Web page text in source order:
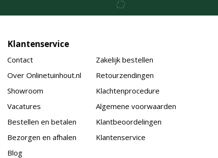
Klantenservice
Contact
Over Onlinetuinhout.nl
Showroom
Vacatures
Bestellen en betalen
Bezorgen en afhalen
Blog
Zakelijk bestellen
Retourzendingen
Klachtenprocedure
Algemene voorwaarden
Klantbeoordelingen
Klantenservice